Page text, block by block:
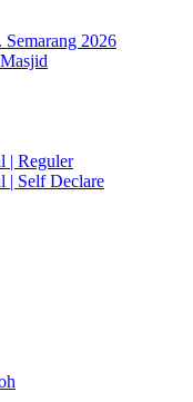
2026
| Reguler
| Self Declare